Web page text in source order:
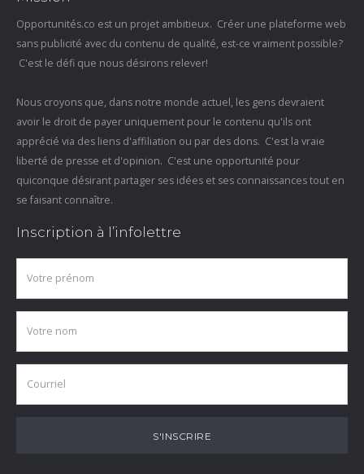
Opportunités.co est un projet ambitieux. Créer une plateforme web
sans publicité avec du contenu de qualité, est-ce vraiment possible?
C'est le défi que nous désirons relever!
Nous croyons que, dans notre monde actuel, les gens devraient
avoir le droit de payer uniquement pour le contenu qu'ils ont
apprécié via des liens d'affiliation ou par des dons. C'est la vraie
liberté de presse et d'opinion. C'est une opportunité pour
quiconque désirant partager ses idées et ses connaissances tout en
se faisant connaître.
Inscription à l’infolettre